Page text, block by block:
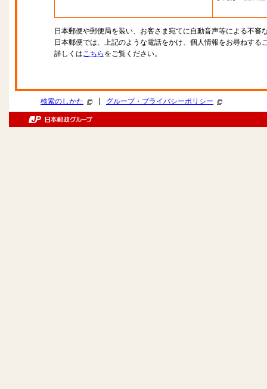
日本郵便や郵便局を装い、お客さま宛てに自動音声等による不審
日本郵便では、上記のような電話をかけ、個人情報をお尋ねする
詳しくはこちら をご覧ください。
検索のしかた グループ・プライバシーポリシー